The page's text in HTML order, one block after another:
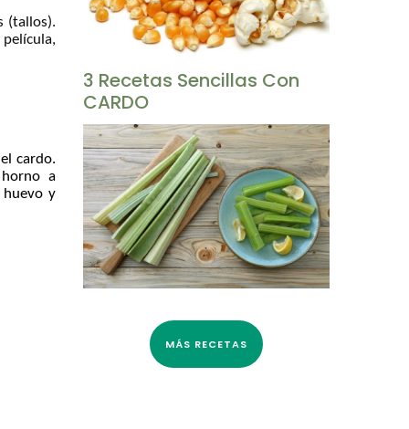
(tallos).
cardo.
a
huevo y
3 Recetas Sencillas Con
CARDO
MÁS RECETAS